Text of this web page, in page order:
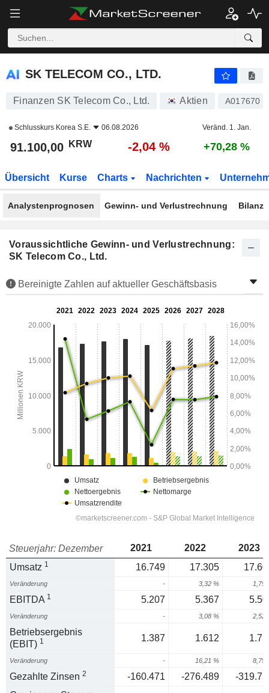
SK TELECOM CO., LTD.
SK TELECOM CO., LTD.
Finanzen SK Telecom Co., Ltd. Aktien A017670
Schlusskurs Korea S.E. 06.08.2026 Veränd. 1. Jan.
91.100,00 KRW -2,04 % +70,28 %
Übersicht Kurse Charts Nachrichten
Analystenprognosen Gewinn- und Verlustrechnung Bilanz
Voraussichtliche Gewinn- und Verlustrechnung:
SK Telecom Co., Ltd.
Bereinigte Zahlen auf aktueller Geschäftsbasis
Steuerjahr: Dezember 2021 2022
2023
Umsatz 1 16.749 17.305
Veränderung - 3,32 % 1,75
EBITDA 1 5.207 5.367
Veränderung - 3,08 % 2,52
Betriebsergebnis
(EBIT) 1 1.387 1.612
Veränderung - 16,21 % 8,75
Gezahlte Zinsen 2 -160.471 -276.489
-